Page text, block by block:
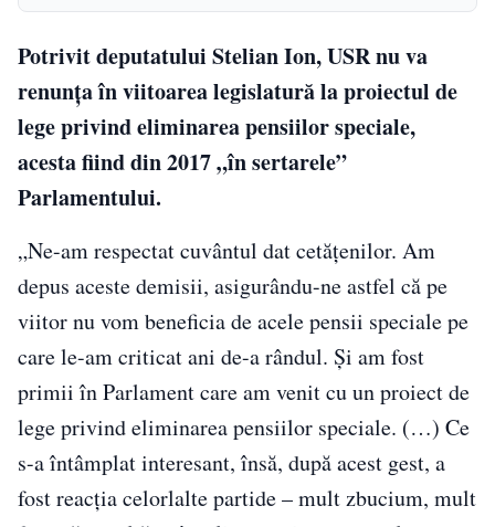
Potrivit deputatului Stelian Ion, USR nu va
renunţa în viitoarea legislatură la proiectul de
lege privind eliminarea pensiilor speciale,
acesta fiind din 2017 „în sertarele”
Parlamentului.
„Ne-am respectat cuvântul dat cetăţenilor. Am
depus aceste demisii, asigurându-ne astfel că pe
viitor nu vom beneficia de acele pensii speciale pe
care le-am criticat ani de-a rândul. Şi am fost
primii în Parlament care am venit cu un proiect de
lege privind eliminarea pensiilor speciale. (…) Ce
s-a întâmplat interesant, însă, după acest gest, a
fost reacţia celorlalte partide – mult zbucium, mult